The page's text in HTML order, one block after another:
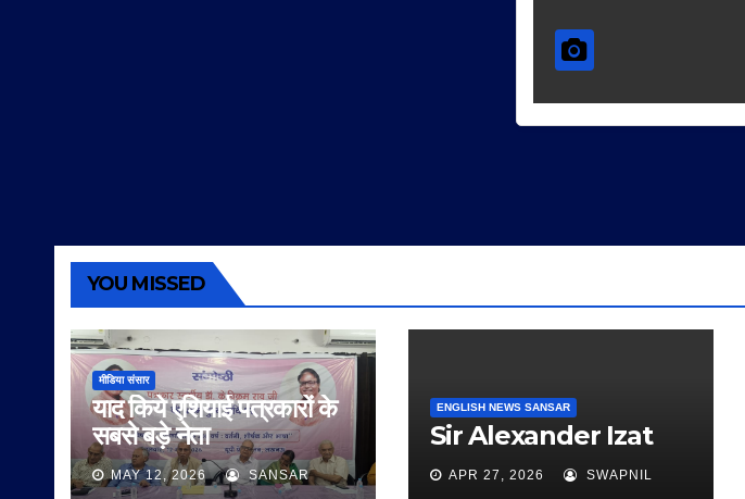
YOU MISSED
मीडिया संसार
याद किये एशियाई पत्रकारों के
सबसे बड़े नेता
MAY 12, 2026 SANSAR
ENGLISH NEWS SANSAR
Sir Alexander Izat
APR 27, 2026 SWAPNIL